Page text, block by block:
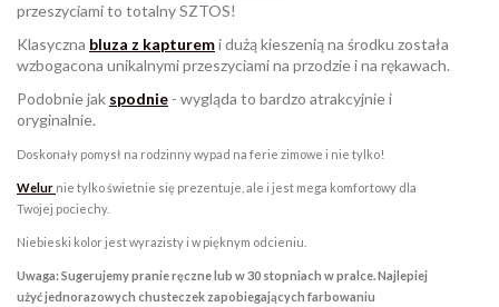
przeszyciami to totalny SZTOS!
Klasyczna bluza z kapturemi dużą kieszenią na środku została
wzbogacona unikalnymi przeszyciami na przodzie i na rękawach.
Podobnie jak spodnie - wygląda to bardzo atrakcyjnie i
oryginalnie.
Doskonały pomysł na rodzinny wypad na ferie zimowe i nie tylko!
Welur nie tylko świetnie się prezentuje, ale i jest mega komfortowy dla
Twojej pociechy.
Niebieski kolor jest wyrazisty i w pięknym odcieniu.
Uwaga: Sugerujemy pranie ręczne lub w 30 stopniach w pralce. Najlepiej
użyć jednorazowych chusteczek zapobiegających farbowaniu